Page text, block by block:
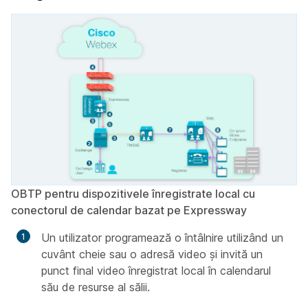
OBTP pentru dispozitivele înregistrate local cu
conectorul de calendar bazat pe Expressway
Un utilizator programează o întâlnire utilizând un
cuvânt cheie sau o adresă video și invită un
punct final video înregistrat local în calendarul
său de resurse al sălii.